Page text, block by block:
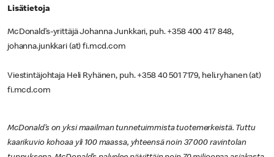
Lisätietoja
McDonald’s-yrittäjä Johanna Junkkari, puh. +358 400 417 848,
johanna.junkkari (at) fi.mcd.com
Viestintäjohtaja Heli Ryhänen, puh. +358 40 501 7179, heli.ryhanen (at)
fi.mcd.com
McDonald’s on yksi maailman tunnetuimmista tuotemerkeistä. Tuttu
kaarikuvio kohoaa yli 100 maassa, yhteensä noin 37 000 ravintolan